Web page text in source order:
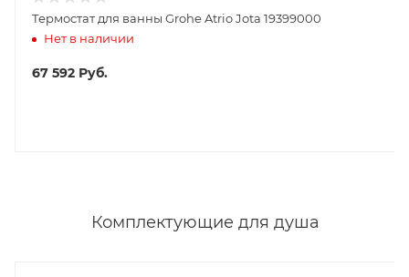
Термостат для ванны Grohe Atrio Jota 19399000
Нет в наличии
67 592 Руб.
Комплектующие для душа